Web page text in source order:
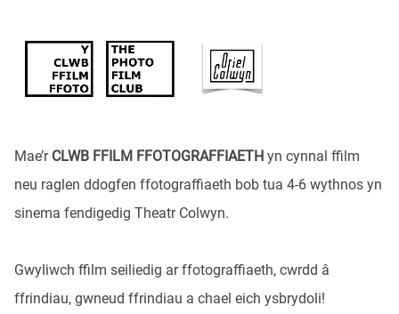
Mae’r CLWB FFILM FFOTOGRAFFIAETH yn cynnal ffilm
neu raglen ddogfen ffotograffiaeth bob tua 4-6 wythnos yn
sinema fendigedig Theatr Colwyn.
Gwyliwch ffilm seiliedig ar ffotograffiaeth, cwrdd â
ffrindiau, gwneud ffrindiau a chael eich ysbrydoli!